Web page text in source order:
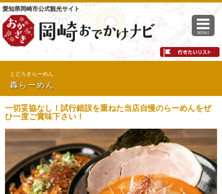
愛知県岡崎市公式観光サイト
MENU
とどろきらーめん
轟らーめん
一切妥協なし！試行錯誤を重ねた当店自慢のらーめんをぜ
ひ一度ご賞味下さい！